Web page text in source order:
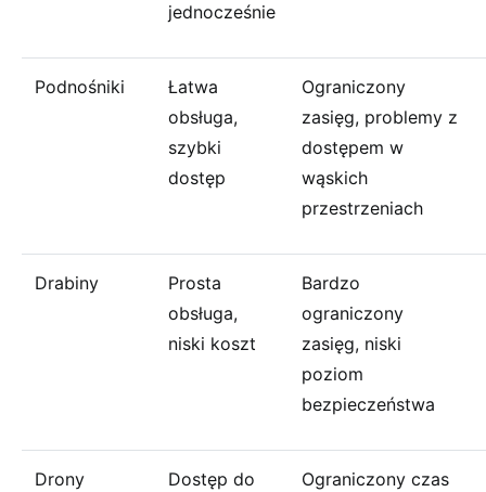
jednocześnie
Podnośniki
Łatwa
obsługa,
szybki
dostęp
Ograniczony
zasięg, problemy z
dostępem w
wąskich
przestrzeniach
Drabiny
Prosta
obsługa,
niski koszt
Bardzo
ograniczony
zasięg, niski
poziom
bezpieczeństwa
Drony
Dostęp do
Ograniczony czas